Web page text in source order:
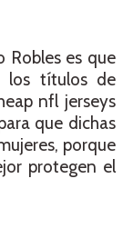
Robles es que
los títulos de
nfl jerseys
que dichas
porque
protegen el